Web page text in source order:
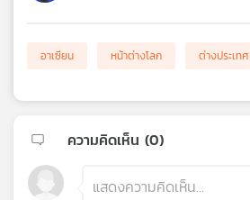
อาเซียน หน้าต่างโลก ต่างประเทศ
ความคิดเห็น (0)